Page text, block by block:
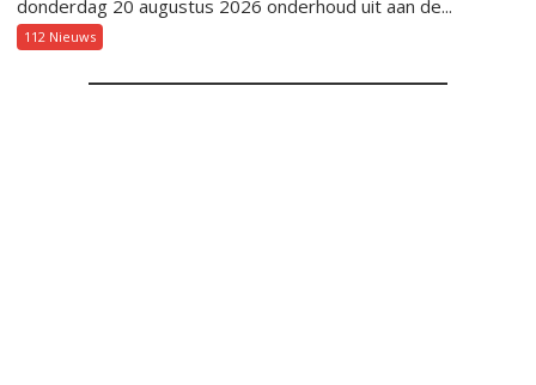
donderdag 20 augustus 2026 onderhoud uit aan de...
112 Nieuws